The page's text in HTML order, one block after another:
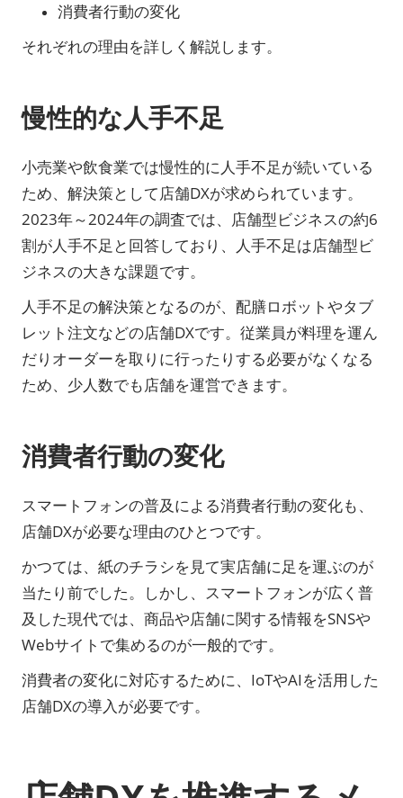
消費者行動の変化
それぞれの理由を詳しく解説します。
慢性的な人手不足
小売業や飲食業では慢性的に人手不足が続いている
ため、解決策として店舗DXが求められています。
2023年～2024年の調査では、店舗型ビジネスの約6
割が人手不足と回答しており、人手不足は店舗型ビ
ジネスの大きな課題です。
人手不足の解決策となるのが、配膳ロボットやタブ
レット注文などの店舗DXです。従業員が料理を運ん
だりオーダーを取りに行ったりする必要がなくなる
ため、少人数でも店舗を運営できます。
消費者行動の変化
スマートフォンの普及による消費者行動の変化も、
店舗DXが必要な理由のひとつです。
かつては、紙のチラシを見て実店舗に足を運ぶのが
当たり前でした。しかし、スマートフォンが広く普
及した現代では、商品や店舗に関する情報をSNSや
Webサイトで集めるのが一般的です。
消費者の変化に対応するために、IoTやAIを活用した
店舗DXの導入が必要です。